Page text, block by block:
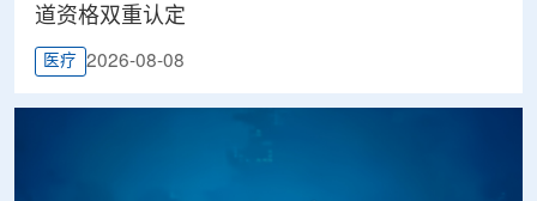
道资格双重认定
医疗 2026-08-08